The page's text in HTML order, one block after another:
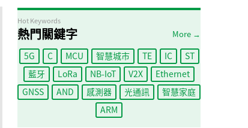
Hot Keywords
熱門關鍵字 More →
5G C MCU 智慧城市 TE IC
ST
藍牙
LoRa NB-IoT V2X
Ethernet
GNSS
AND 感測器 光通訊
智慧家庭
ARM